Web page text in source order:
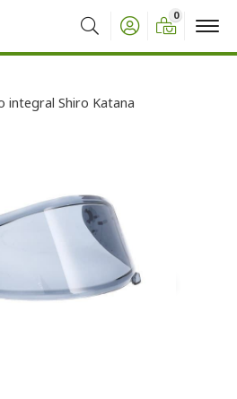
Buscar
0
integral Shiro Katana